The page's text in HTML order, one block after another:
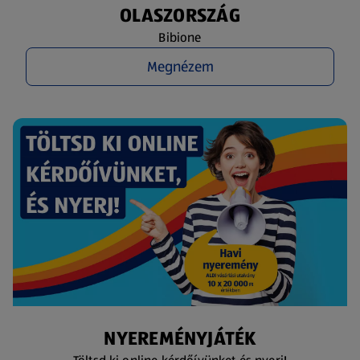
OLASZORSZÁG
Bibione
Megnézem
NYEREMÉNYJÁTÉK